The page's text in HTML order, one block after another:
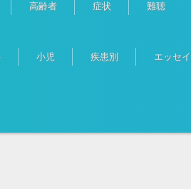
高齢者 症状 難聴
小児 疾患別 エッセイ